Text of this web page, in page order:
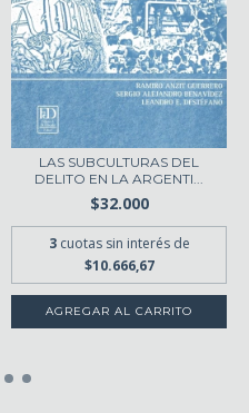
LAS SUBCULTURAS DEL
DELITO EN LA ARGENTI...
$32.000
3 cuotas sin interés de
$10.666,67